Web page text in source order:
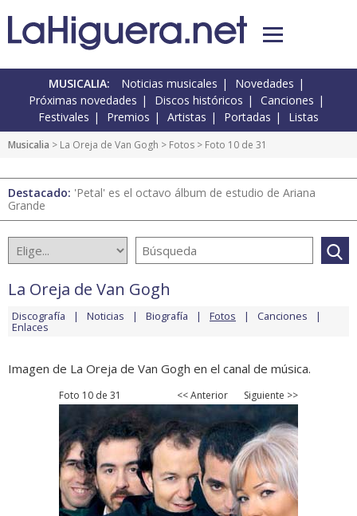
MUSICALIA: Noticias musicales
Novedades
Próximas novedades
Discos históricos
Canciones
Festivales
Premios Artistas Portadas Listas
Musicalia > La Oreja de Van Gogh > Fotos > Foto 10 de 31
Destacado: 'Petal' es el octavo álbum de estudio de Ariana
Grande
La Oreja de Van Gogh
Discografía Noticias Biografía Fotos Canciones
Enlaces
Imagen de La Oreja de Van Gogh en el canal de música.
Foto 10 de 31 << Anterior Siguiente >>